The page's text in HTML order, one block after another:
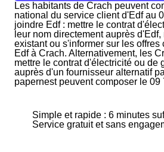
Les habitants de Crach peuvent
national du service client d'Edf au
joindre Edf : mettre le contrat
leur nom directement auprès
existant ou s'informer sur les
Edf à Crach. Alternativement, les
mettre le contrat d'électricité ou de
auprès d'un fournisseur alternatif
papernest peuvent composer le 09
Simple et rapide : 6 minutes
Service gratuit et sans